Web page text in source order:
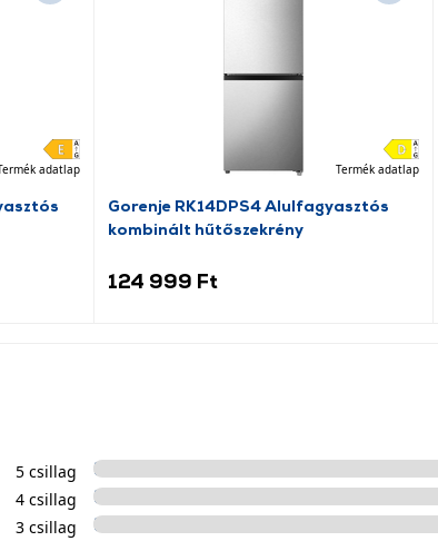
adatlap Termék adatlap
Gorenje RK14DPS4 Alulfagyasztós
kombinált hűtőszekrény
124 999 Ft
5 csillag
4 csillag
3 csillag